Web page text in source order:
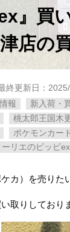
』買
店の
終更新日：
報
新入荷・
桃太郎王国木
ポケモンカー
リエのピッピex
カ）を売りた
取りしており